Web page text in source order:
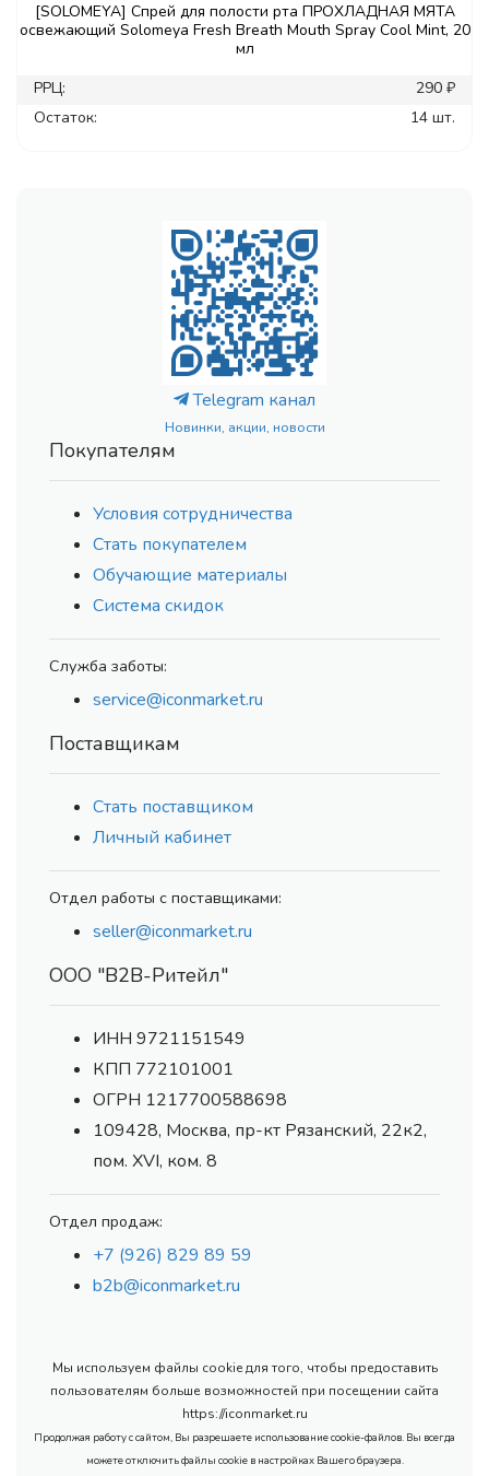
[SOLOMEYA] Спрей для полости рта ПРОХЛАДНАЯ МЯТА
освежающий Solomeya Fresh Breath Mouth Spray Cool Mint, 20
мл
РРЦ:
290 ₽
Остаток:
14 шт.
Telegram канал
Новинки, акции, новости
Покупателям
Условия сотрудничества
Стать покупателем
Обучающие материалы
Система скидок
Служба заботы:
service@iconmarket.ru
Поставщикам
Стать поставщиком
Личный кабинет
Отдел работы с поставщиками:
seller@iconmarket.ru
ООО "В2В-Ритейл"
ИНН 9721151549
КПП 772101001
ОГРН 1217700588698
109428, Москва, пр-кт Рязанский, 22к2,
пом. XVI, ком. 8
Отдел продаж:
+7 (926) 829 89 59
b2b@iconmarket.ru
Мы используем файлы cookie для того, чтобы предоставить
пользователям больше возможностей при посещении сайта
https://iconmarket.ru
Продолжая работу с сайтом, Вы разрешаете использование cookie-файлов. Вы всегда
можете отключить файлы cookie в настройках Вашего браузера.